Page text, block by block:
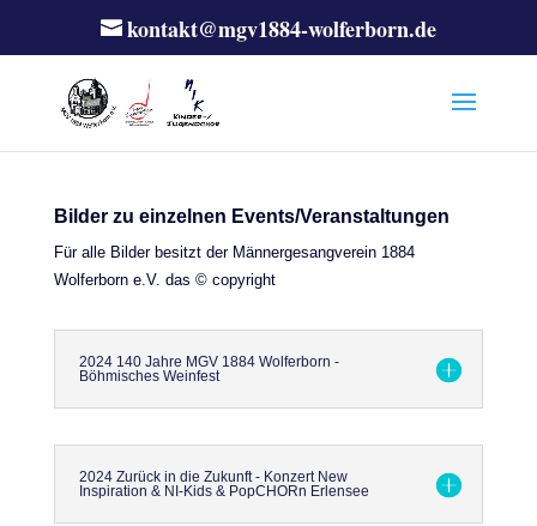
kontakt@mgv1884-wolferborn.de
Bilder zu einzelnen Events/Veranstaltungen
Für alle Bilder besitzt der Männergesangverein 1884
Wolferborn e.V. das © copyright
2024 140 Jahre MGV 1884 Wolferborn -
Böhmisches Weinfest
2024 Zurück in die Zukunft - Konzert New
Inspiration & NI-Kids & PopCHORn Erlensee